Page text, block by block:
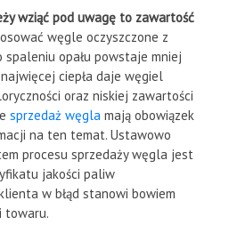
wziąć pod uwagę to zawartość
węgle oczyszczone z
spaleniu opału powstaje mniej
najwięcej ciepła daje węgiel
oraz niskiej zawartości
sprzedaż węgla mają obowiązek
na ten temat. Ustawowo
procesu sprzedaży węgla jest
jakości paliw
w błąd stanowi bowiem
towaru.